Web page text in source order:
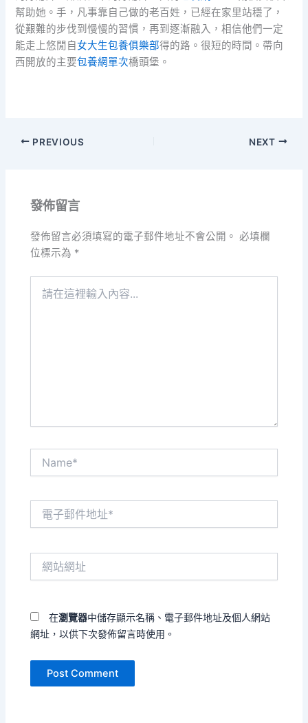
幫助她。手，凡事靠自己做的老百姓，已經在家里站穩了，
從艱難的步伐到慢慢的習慣，再到逐漸融入，相信他們一定
能走上悠閒自女大生包養俱樂部得的路。很短的時間。帶向
西開放的主要包養網單次橋頭堡。
PREVIOUS NEXT
發佈留言
發佈留言必須填寫的電子郵件地址不會公開。 必填欄
位標示為 *
在瀏覽器中儲存顯示名稱、電子郵件地址及個人網站
網址，以供下次發佈留言時使用。